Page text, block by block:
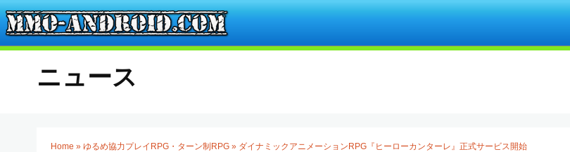
ニュース
Home » ゆるめ協力プレイRPG・ターン制RPG » ダイナミックアニメーションRPG『ヒーローカンターレ』正式サービス開始